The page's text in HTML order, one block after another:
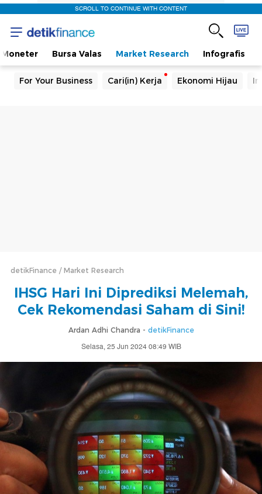
SCROLL TO CONTINUE WITH CONTENT
Moneter Bursa Valas Market Research Infografis
For Your Business Cari(in) Kerja Ekonomi Hijau
detikFinance Market Research
IHSG Hari Ini Diprediksi Melemah,
Cek Rekomendasi Saham di Sini!
Ardan Adhi Chandra - detikFinance
Selasa, 25 Jun 2024 08:49 WIB